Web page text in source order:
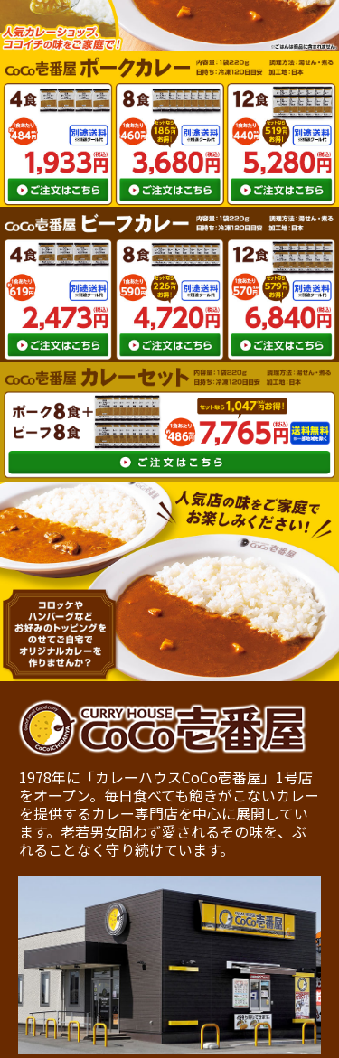
1978年に「カレーハウスCoCo壱番屋」1号店
をオープン。毎日食べても飽きがこないカレー
を提供するカレー専門店を中心に展開してい
ます。老若男女問わず愛されるその味を、ぶ
れることなく守り続けています。